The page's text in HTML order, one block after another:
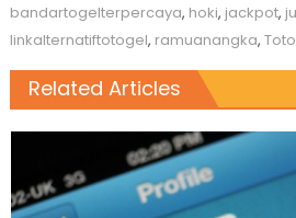
bandartogelterpercaya, hoki, jackpot,
linkalternatiftotogel, ramuanangka,
Related Articles